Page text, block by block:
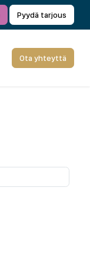
Pyydä tarjous
Ota yhteyttä